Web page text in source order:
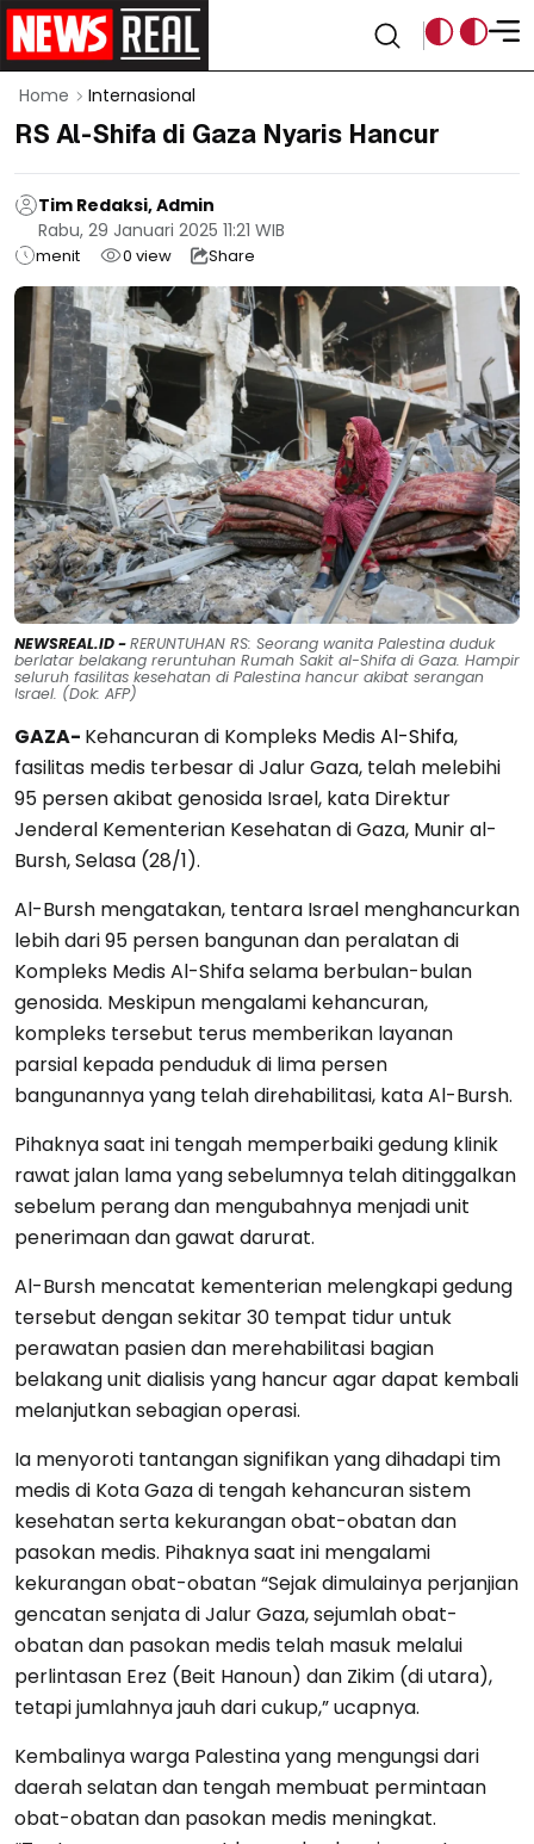
Home Internasional
RS Al-Shifa di Gaza Nyaris Hancur
Tim Redaksi, Admin
Rabu, 29 Januari 2025 11:21 WIB
menit 0 view Share
NEWSREAL.ID -RERUNTUHAN RS: Seorang wanita Palestina duduk
berlatar belakang reruntuhan Rumah Sakit al-Shifa di Gaza. Hampir
seluruh fasilitas kesehatan di Palestina hancur akibat serangan
Israel. (Dok: AFP)
GAZA- Kehancuran di Kompleks MedisAl-Shifa,
fasilitas medis terbesar di Jalur Gaza, telah melebihi
95 persen akibat genosida Israel, kata Direktur
Jenderal Kementerian Kesehatan di Gaza, Munir al-
Bursh, Selasa (28/1).
Al-Bursh mengatakan, tentara Israel menghancurkan
lebih dari 95 persen bangunan dan peralatan di
Kompleks Medis Al-Shifa selama berbulan-bulan
genosida. Meskipun mengalami kehancuran,
kompleks tersebut terus memberikan layanan
parsial kepada penduduk di lima persen
bangunannya yang telah direhabilitasi, kata Al-Bursh.
Pihaknya saat ini tengah memperbaiki gedung klinik
rawat jalan lama yang sebelumnya telah ditinggalkan
sebelum perang dan mengubahnya menjadi unit
penerimaan dan gawat darurat.
Al-Bursh mencatat kementerian melengkapi gedung
tersebut dengan sekitar 30 tempat tidur untuk
perawatan pasien dan merehabilitasi bagian
belakang unit dialisis yang hancur agar dapat kembali
melanjutkan sebagian operasi.
Ia menyoroti tantangan signifikan yang dihadapi tim
medis di Kota Gaza di tengah kehancuran sistem
kesehatan serta kekurangan obat-obatan dan
pasokan medis. Pihaknya saat ini mengalami
kekurangan obat-obatan “Sejak dimulainya perjanjian
gencatan senjata di Jalur Gaza, sejumlah obat-
obatan dan pasokan medis telah masuk melalui
perlintasan Erez (Beit Hanoun) dan Zikim (di utara),
tetapi jumlahnya jauh dari cukup,” ucapnya.
Kembalinya warga Palestina yang mengungsi dari
daerah selatan dan tengah membuat permintaan
obat-obatan dan pasokan medis meningkat.